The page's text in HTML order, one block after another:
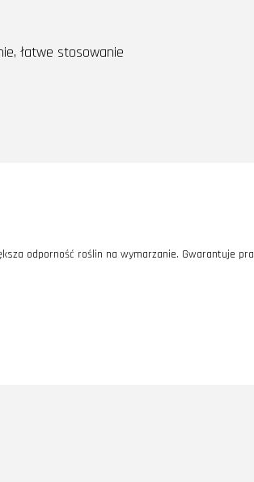
łatwe stosowanie
odporność roślin na wymarzanie. Gwarantuje